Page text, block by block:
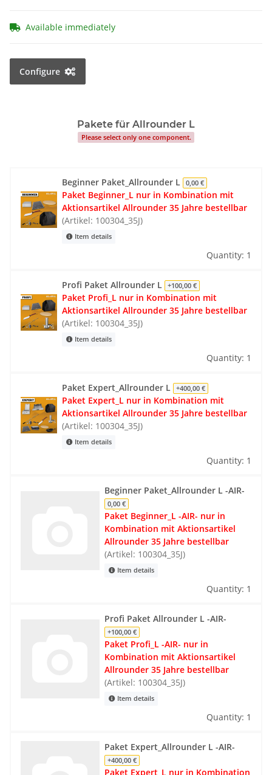
Available immediately
Configure
Pakete für Allrounder L
Please select only one component.
Beginner Paket_Allrounder L 0,00 €
Paket Beginner_L nur in Kombination mit
Aktionsartikel Allrounder 35 Jahre bestellbar
(Artikel: 100304_35J)
Item details
Quantity: 1
Profi Paket Allrounder L +100,00 €
Paket Profi_L nur in Kombination mit
Aktionsartikel Allrounder 35 Jahre bestellbar
(Artikel: 100304_35J)
Item details
Quantity: 1
Paket Expert_Allrounder L +400,00 €
Paket Expert_L nur in Kombination mit
Aktionsartikel Allrounder 35 Jahre bestellbar
(Artikel: 100304_35J)
Item details
Quantity: 1
Beginner Paket_Allrounder L -AIR-
0,00 €
Paket Beginner_L -AIR- nur in
Kombination mit Aktionsartikel
Allrounder 35 Jahre bestellbar
(Artikel: 100304_35J)
Item details
Quantity: 1
Profi Paket Allrounder L -AIR-
+100,00 €
Paket Profi_L -AIR- nur in
Kombination mit Aktionsartikel
Allrounder 35 Jahre bestellbar
(Artikel: 100304_35J)
Item details
Quantity: 1
Paket Expert_Allrounder L -AIR-
+400,00 €
Paket Expert_L nur in Kombination